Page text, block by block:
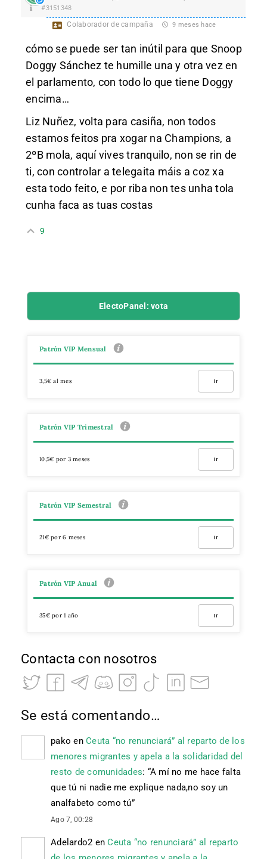
#3151348
Colaborador de campaña 9 meses hace
cómo se puede ser tan inútil para que Snoop
Doggy Sánchez te humille una y otra vez en
el parlamento, con todo lo que tiene Doggy
encima…
Liz Nuñez, volta para casiña, non todos
estamos feitos pra xogar na Champions, a
2ºB mola, aquí vives tranquilo, non se rin de
ti, con controlar a telegaita máis a coz xa
esta todo feito, e por riba non tes unha tola
cunha faca as tuas costas
9
ElectoPanel: vota
Patrón VIP Mensual
3,5€ al mes Ir
Patrón VIP Trimestral
10,5€ por 3 meses Ir
Patrón VIP Semestral
21€ por 6 meses Ir
Patrón VIP Anual
35€ por 1 año Ir
Contacta con nosotros
Se está comentando…
pako en Ceuta “no renunciará” al reparto de los
menores migrantes y apela a la solidaridad del
resto de comunidades: “A mí no me hace falta
que tú ni nadie me explique nada,no soy un
analfabeto como tú”
Ago 7, 00:28
Adelardo2 enCeuta “no renunciará” al reparto